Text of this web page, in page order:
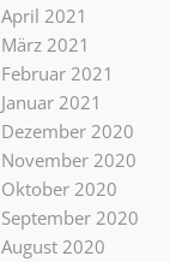
April 2021
März 2021
Februar 2021
Januar 2021
Dezember 2020
November 2020
Oktober 2020
September 2020
August 2020